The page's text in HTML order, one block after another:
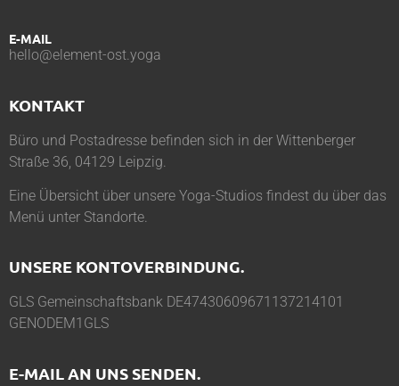
E-MAIL
hello@element-ost.yoga
KONTAKT
Büro und Postadresse befinden sich in der Wittenberger
Straße 36, 04129 Leipzig.
Eine Übersicht über unsere Yoga-Studios findest du über das
Menü unter Standorte.
UNSERE KONTOVERBINDUNG.
GLS Gemeinschaftsbank DE47430609671137214101
GENODEM1GLS
E-MAIL AN UNS SENDEN.